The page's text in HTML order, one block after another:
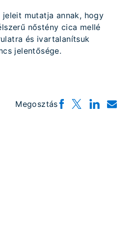
mutatja annak, hogy
nőstény cica mellé
és ivartalanítsuk
jelentősége.
Megosztás